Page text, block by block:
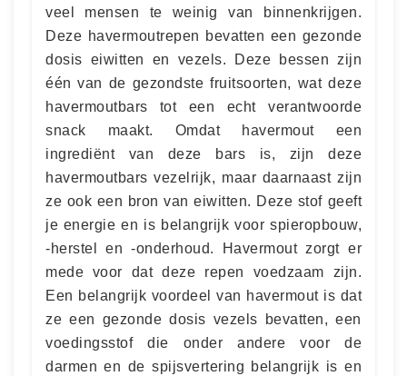
veel mensen te weinig van binnenkrijgen.
Deze havermoutrepen bevatten een gezonde
dosis eiwitten en vezels. Deze bessen zijn
één van de gezondste fruitsoorten, wat deze
havermoutbars tot een echt verantwoorde
snack maakt. Omdat havermout een
ingrediënt van deze bars is, zijn deze
havermoutbars vezelrijk, maar daarnaast zijn
ze ook een bron van eiwitten. Deze stof geeft
je energie en is belangrijk voor spieropbouw,
-herstel en -onderhoud. Havermout zorgt er
mede voor dat deze repen voedzaam zijn.
Een belangrijk voordeel van havermout is dat
ze een gezonde dosis vezels bevatten, een
voedingsstof die onder andere voor de
darmen en de spijsvertering belangrijk is en